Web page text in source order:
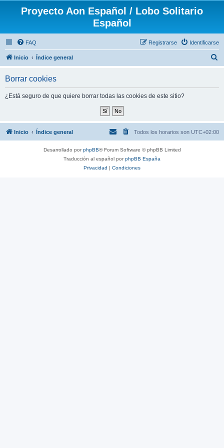
Proyecto Aon Español / Lobo Solitario
Español
FAQ Identificarse
Registrarse
Inicio Índice general
Borrar cookies
¿Está seguro de que quiere borrar todas las cookies de este sitio?
Inicio Índice general Todos los horarios son UTC+02:00
Desarrollado porphpBB® Forum Software © phpBB Limited
Traducción al español porphpBB España
Privacidad | Condiciones